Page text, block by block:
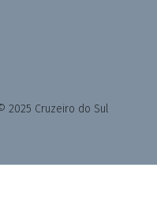
2025 Cruzeiro do Sul